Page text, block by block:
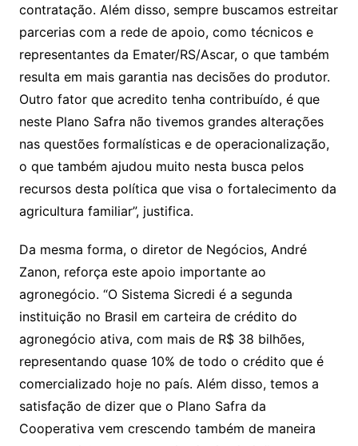
contratação. Além disso, sempre buscamos estreitar
parcerias com a rede de apoio, como técnicos e
representantes da Emater/RS/Ascar, o que também
resulta em mais garantia nas decisões do produtor.
Outro fator que acredito tenha contribuído, é que
neste Plano Safra não tivemos grandes alterações
nas questões formalísticas e de operacionalização,
o que também ajudou muito nesta busca pelos
recursos desta política que visa o fortalecimento da
agricultura familiar”, justifica.
Da mesma forma, o diretor de Negócios, André
Zanon, reforça este apoio importante ao
agronegócio. “O Sistema Sicredi é a segunda
instituição no Brasil em carteira de crédito do
agronegócio ativa, com mais de R$ 38 bilhões,
representando quase 10% de todo o crédito que é
comercializado hoje no país. Além disso, temos a
satisfação de dizer que o Plano Safra da
Cooperativa vem crescendo também de maneira